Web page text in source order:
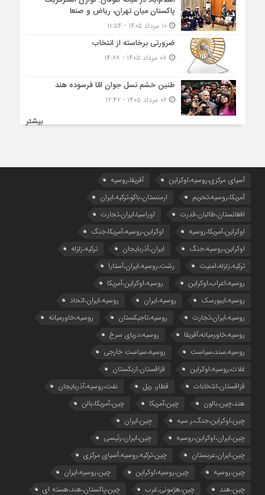
پاکستان میان تهران، ریاض و صنعا
۱۰ مرداد ۱۴۰۵ - ۱۱:۵۴
ضرورتی برخاسته از انتخاب
طنین خشم نسل جوان امّا فرسوده هند
۰۶ مرداد ۱۴۰۵ - ۱۲:۴۲
بیشتر
آسیای مرکزی،روسیه،اوکراین
آفریقا،روسیه
آمریکا،روسیه،تحریم
ارمنستان،باکو،ترکیه،ایران
افغانستان،طالبان،قدرت
اوراسیا،ایران،تجارت
اوکراین،آمریکا،روسیه
اوکراین،روسیه،آمریکا،جنگ
اوکراین،روسیه،جنگ
ایران،آذربایجان
ترکیه،زلزله
ترکیه،زلزله،امنیت
رشت،روسیه،ایران،آستارا
روسیه،اعراب،اوکراین
روسیه،اوکراین،آمریکا
روسیه،ایبورسک
روسیه،ایران
روسیه،ایران،اتحاد
روسیه،ایران،تجارت
روسیه،تاجیکستان
روسیه،خاورمیانه
روسیه،خاورمیانه،آفریقا
روسیه،دریای سرخ
روسیه،سند،سیاست
روسیه،سیاست خارجی
غلات،روسیه،اوکراین
قزاقستان،ازبکستان
قزاقستان،انتخابات
قطار، ریل
نفت،روسیه،آذربایجان
هند،چین،بالون
چین،آمریکا
چین،آمریکا،بالن
چین،اوکراین،جنگ،ر.سیه
چین،ایران
چین،ایران،اوکراین،روسیه
چین،ایران،رئیسی
چین،ایران،عربستان
چین،ترکیه،روسیه،آسیای مرکزی
چین،روسیه
چین،روسیه،اوکراین
چین،روسیه،ایران
چین،هند
چین،هژمونی،غرب چین،پاکستان،هند،هسته ای